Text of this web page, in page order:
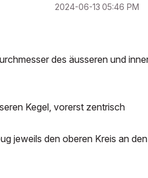
‎2024-06-13 05:46 PM
des äusseren und
Kegel, vorerst zentrisch
jeweils den oberen Kreis an den